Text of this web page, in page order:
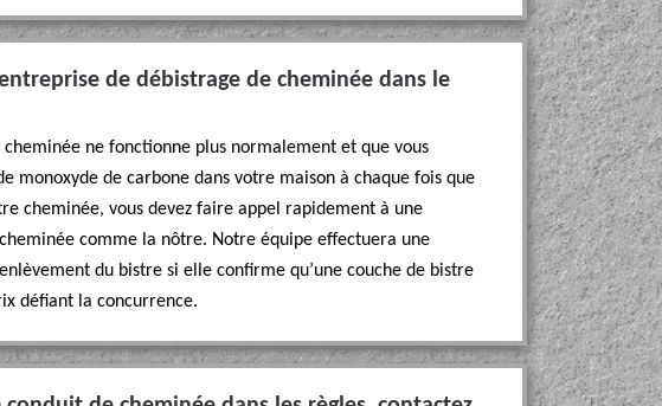
de débistrage de cheminée dans le
ne fonctionne plus normalement et que vous
monoxyde de carbone dans votre maison à chaque fois que
cheminée, vous devez faire appel rapidement à une
comme la nôtre. Notre équipe effectuera une
du bistre si elle confirme qu’une couche de bistre
défiant la concurrence.